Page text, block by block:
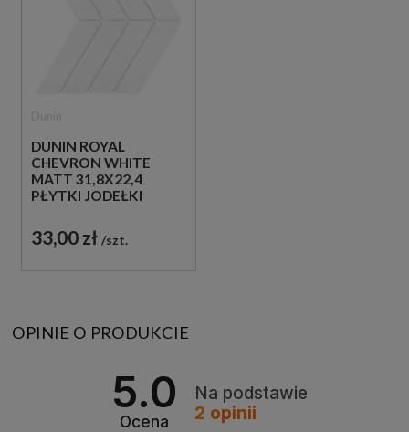
DUNIN ROYAL
CHEVRON WHITE
MATT 31,8X22,4
PŁYTKI JODEŁKI
33,00 zł szt.
OPINIE O PRODUKCIE
5.0
Ocena
Na podstawie
2 opinii